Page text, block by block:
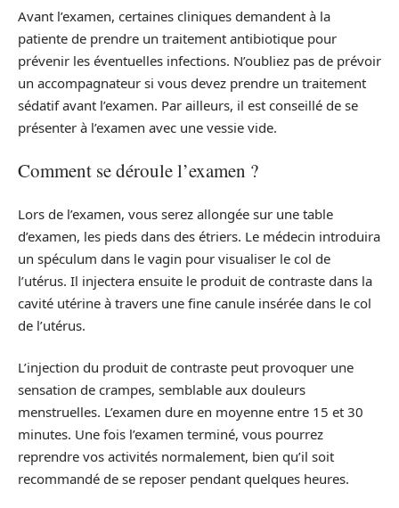
Avant l’examen, certaines cliniques demandent à la
patiente de prendre un traitement antibiotique pour
prévenir les éventuelles infections. N’oubliez pas de prévoir
un accompagnateur si vous devez prendre un traitement
sédatif avant l’examen. Par ailleurs, il est conseillé de se
présenter à l’examen avec une vessie vide.
Comment se déroule l’examen ?
Lors de l’examen, vous serez allongée sur une table
d’examen, les pieds dans des étriers. Le médecin introduira
un spéculum dans le vagin pour visualiser le col de
l’utérus. Il injectera ensuite le produit de contraste dans la
cavité utérine à travers une fine canule insérée dans le col
de l’utérus.
L’injection du produit de contraste peut provoquer une
sensation de crampes, semblable aux douleurs
menstruelles. L’examen dure en moyenne entre 15 et 30
minutes. Une fois l’examen terminé, vous pourrez
reprendre vos activités normalement, bien qu’il soit
recommandé de se reposer pendant quelques heures.